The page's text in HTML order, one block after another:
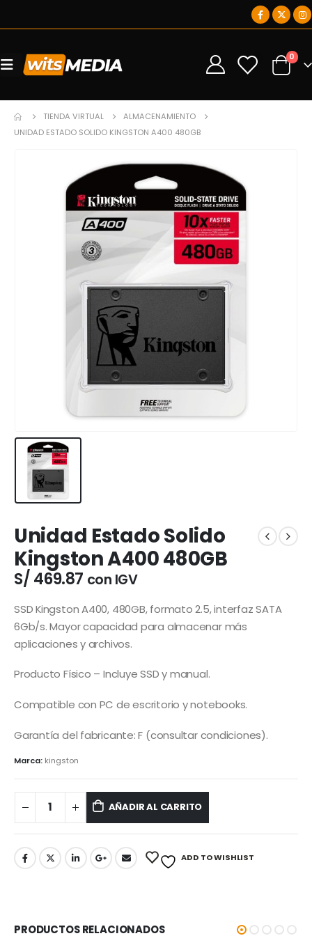
0 0
TIENDA VIRTUAL
ALMACENAMIENTO
UNIDAD ESTADO SOLIDO KINGSTON A400 480GB
Unidad Estado Solido
Kingston A400 480GB
S/ 469.87 con IGV
SSD Kingston A400, 480GB, formato 2.5, interfaz SATA
6Gb/s. Mayor capacidad para almacenar más
aplicaciones y archivos.
Producto Físico – Incluye SSD y manual.
Compatible con PC de escritorio y notebooks.
Garantía del fabricante: F (consultar condiciones).
Marca: kingston
AÑADIR AL CARRITO
ADD TO WISHLIST
PRODUCTOS RELACIONADOS